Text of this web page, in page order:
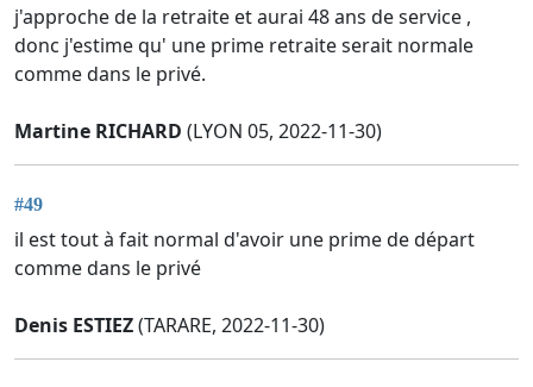
j'approche de la retraite et aurai 48 ans de service ,
donc j'estime qu' une prime retraite serait normale
comme dans le privé.
Martine RICHARD (LYON 05, 2022-11-30)
#49
il est tout à fait normal d'avoir une prime de départ
comme dans le privé
Denis ESTIEZ(TARARE, 2022-11-30)